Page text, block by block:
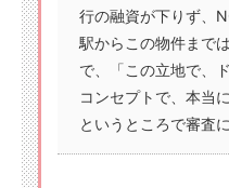
行の融資が下りず、
駅からこの物件まで
で、「この立地で、
コンセプトで、本当
というところで審査